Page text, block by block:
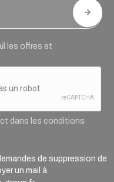
les offres et
dans les conditions
de suppression de
un mail à